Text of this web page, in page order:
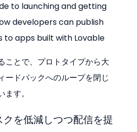
to launching and getting
developers can publish
apps built with Lovable
ことで、プロトタイプから大
ードバックへのループを閉じ
す。
を低減しつつ配信を提